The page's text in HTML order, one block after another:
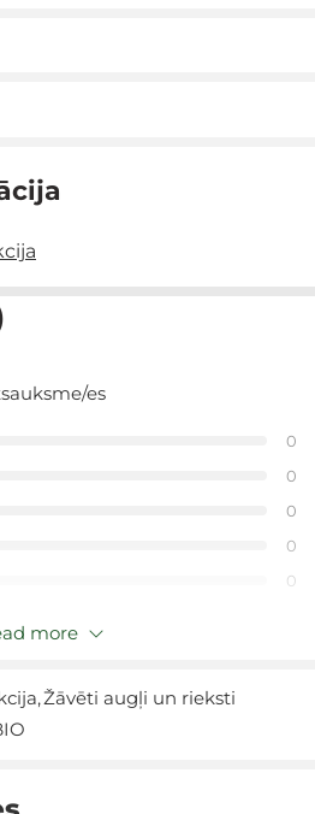
es
0
0
0
0
0
ir iegādājušies šo preci var
more
,Žāvēti augļi un rieksti